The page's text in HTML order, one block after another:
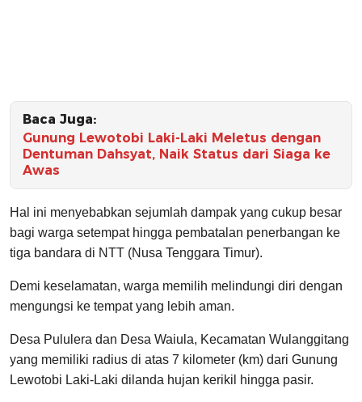
Baca Juga:
Gunung Lewotobi Laki-Laki Meletus dengan
Dentuman Dahsyat, Naik Status dari Siaga ke
Awas
Hal ini menyebabkan sejumlah dampak yang cukup besar
bagi warga setempat hingga pembatalan penerbangan ke
tiga bandara di NTT (Nusa Tenggara Timur).
Demi keselamatan, warga memilih melindungi diri dengan
mengungsi ke tempat yang lebih aman.
Desa Pululera dan Desa Waiula, Kecamatan Wulanggitang
yang memiliki radius di atas 7 kilometer (km) dari Gunung
Lewotobi Laki-Laki dilanda hujan kerikil hingga pasir.